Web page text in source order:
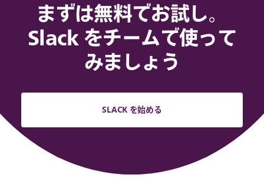
まずは無料でお試し。
Slack をチームで使って
みましょう
SLACK を始める